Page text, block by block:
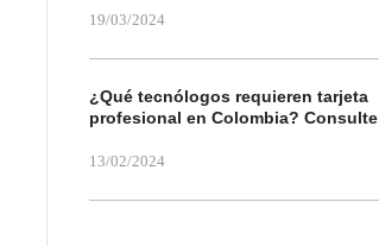
19/03/2024
¿Qué tecnólogos requieren tarjeta
profesional en Colombia? Consulte
13/02/2024